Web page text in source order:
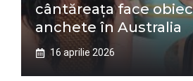
cântăreața face
anchete în Australia
16 aprilie 2026